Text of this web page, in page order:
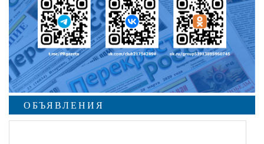
ОБЪЯВЛЕНИЯ